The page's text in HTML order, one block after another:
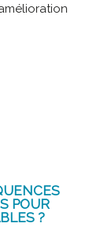
POUR
?